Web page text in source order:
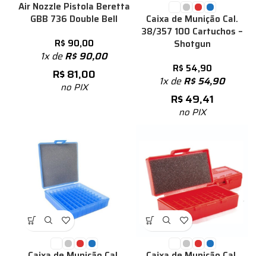
Air Nozzle Pistola Beretta
GBB 736 Double Bell
R$ 90,00
1x deR$90,00
R$81,00
no PIX
Caixa de Munição Cal.
38/357 100 Cartuchos –
Shotgun
R$ 54,90
1x deR$54,90
R$49,41
no PIX